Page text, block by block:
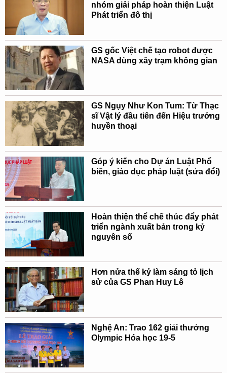
nhóm giải pháp hoàn thiện Luật
Phát triển đô thị
GS gốc Việt chế tạo robot được
NASA dùng xây trạm không gian
GS Ngụy Như Kon Tum: Từ Thạc
sĩ Vật lý đầu tiên đến Hiệu trưởng
huyền thoại
Góp ý kiến cho Dự án Luật Phổ
biến, giáo dục pháp luật (sửa đổi)
Hoàn thiện thể chế thúc đẩy phát
triển ngành xuất bản trong kỷ
nguyên số
Hơn nửa thế kỷ làm sáng tỏ lịch
sử của GS Phan Huy Lê
Nghệ An: Trao 162 giải thưởng
Olympic Hóa học 19-5